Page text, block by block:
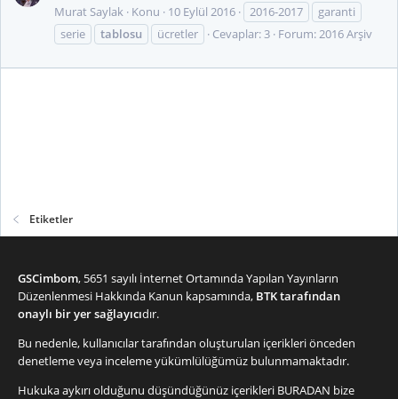
Murat Saylak Konu 10 Eylül 2016 2016-2017
garanti
serie
tablosu ücretler Cevaplar: 3 Forum:2016 Arşiv
Etiketler
GSCimbom, 5651 sayılı İnternet Ortamında Yapılan Yayınların
Düzenlenmesi Hakkında Kanun kapsamında, BTK tarafından
onaylı bir yer sağlayıcıdır.
Bu nedenle, kullanıcılar tarafından oluşturulan içerikleri önceden
denetleme veya inceleme yükümlülüğümüz bulunmamaktadır.
Hukuka aykırı olduğunu düşündüğünüz içerikleri BURADAN bize